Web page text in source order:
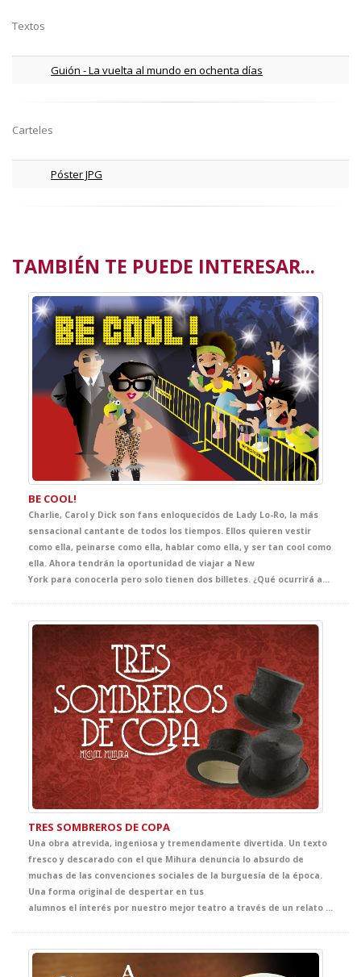
Textos
Guión - La vuelta al mundo en ochenta días
Carteles
Póster JPG
TAMBIÉN TE PUEDE INTERESAR...
BE COOL!
Charlie, Carol y Dick son fans enloquecidos de Lady Lo-Ro, la más
sensacional cantante de todos los tiempos. Ellos quieren vestir
como ella, peinarse como ella, hablar como ella, y ser tan cool como
ella. Ahora tendrán la oportunidad de viajar a New
TRES SOMBREROS DE COPA
Una obra atrevida, ingeniosa y tremendamente divertida. Un texto
fresco y descarado con el que Mihura denuncia lo absurdo de
muchas de las convenciones sociales de la burguesía de la época.
Una forma original de despertar en tus